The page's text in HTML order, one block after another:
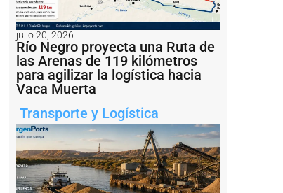
julio 20, 2026
Río Negro proyecta una Ruta de
las Arenas de 119 kilómetros
para agilizar la logística hacia
Vaca Muerta
Transporte y Logística